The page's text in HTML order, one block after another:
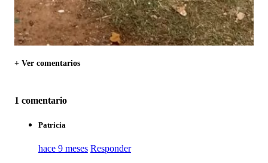
+ Ver comentarios
1 comentario
Patricia
hace 9 meses Responder